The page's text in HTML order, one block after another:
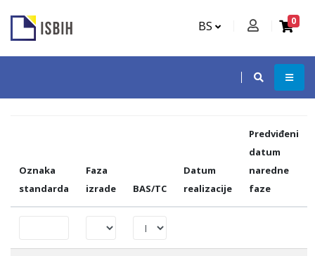
BS 0
Oznaka
standarda
Faza
izrade
BAS/TC
Datum
realizacije
Predviđeni
datum
naredne
faze